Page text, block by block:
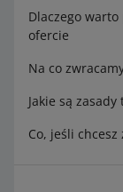
Dlaczego
ofercie
Na co
Jakie są
Co, jeśli